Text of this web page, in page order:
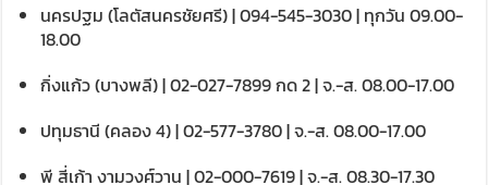
นครปฐม (โลตัสนครชัยศรี) | 094-545-3030 | ทุกวัน 09.00-
18.00
กิ่งแก้ว (บางพลี) | 02-027-7899 กด 2 | จ.-ส. 08.00-17.00
ปทุมธานี (คลอง 4) | 02-577-3780 | จ.-ส. 08.00-17.00
พี สี่เก้า งามวงศ์วาน | 02-000-7619 | จ.-ส. 08.30-17.30